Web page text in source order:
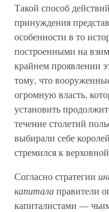
Такой способ
принуждения
особенности в то
построенными на
крайнем проявлении
тому, что
огромную власть,
установить
течение столетий
выбирали себе
стремился к
Согласно стратегии
капиталаправители
капиталистами —